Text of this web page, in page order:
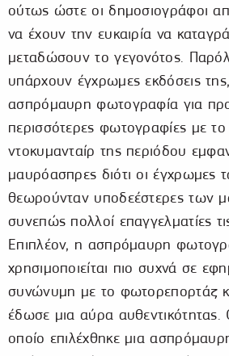
ούτως ώστε οι δημοσιογράφοι
να έχουν την ευκαιρία να
μεταδώσουν το γεγονότος.
υπάρχουν έγχρωμες εκδόσεις
ασπρόμαυρη φωτογραφία για
περισσότερες φωτογραφίες με το
ντοκυμανταίρ της περιόδου
μαυρόασπρες διότι οι έγχρωμες
θεωρούνταν υποδεέστερες των
συνεπώς πολλοί επαγγελματίες
Επιπλέον, η ασπρόμαυρη
χρησιμοποιείται πιο συχνά σε
συνώνυμη με το φωτορεπορτάζ
έδωσε μια αύρα αυθεντικότητας.
οποίο επιλέχθηκε μια